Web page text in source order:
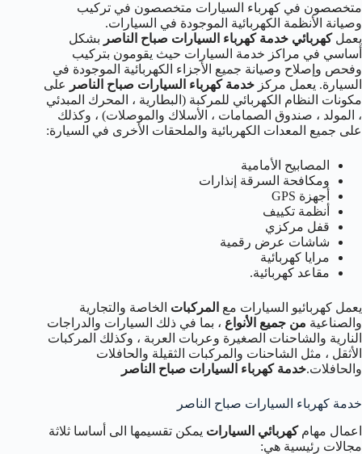
متخصصون في كهرباء السيارات متخصصون في تركيب
وصيانة الأنظمة الكهربائية الموجودة في السيارات.
يعملكهربائي خدمة كهرباء السيارات صباح الناصر بشكل
أساسي في مراكز خدمة السيارات حيث يقومون بتركيب
وفحص وإصلاح وصيانة جميع الأجزاء الكهربائية الموجودة في
السيارة. يعمل مركز خدمة كهرباء السيارات صباح الناصر
على
مكونات النظام الكهربائي للمركبة (البطارية ، المحرك المبدئي
، المولد ، صندوق الصمامات ، الأسلاك والموصلات) ، وكذلك
على جميع المعدات الكهربائية والملحقات الأخرى في السيارة:
المصابيح الأمامية
ومكافحة السرقة إنذارات
أجهزة GPS
أنظمة تكييف
قفل مركزي
شاشات عرض رقمية
مرايا كهربائية
مقاعد كهربائية.
يعمل كهربائيو السيارات مع المركبات الخاصة والتجارية
والصناعية من جميع الأنواع ، بما في ذلك السيارات والدراجات
النارية والشاحنات الصغيرة وعربات العربة ، وكذلك المركبات
الأثقل ، مثل الشاحنات والمركبات الثقيلة والحافلات
والحافلات.خدمة كهرباء السيارات صباح الناصر
خدمة كهرباء السيارات صباح الناصر
اعمال مهامكهربائي السيارات يمكن تقسيمها الى أساسا ثلاثة
مجالات رئيسية هي: